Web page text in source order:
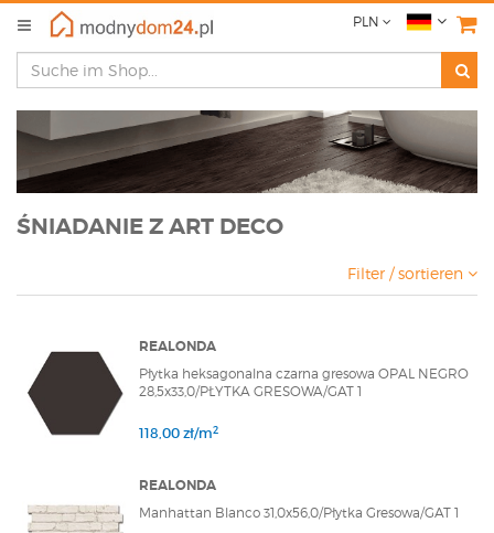
PLN
ŚNIADANIE Z ART DECO
Filter / sortieren
REALONDA
Płytka heksagonalna czarna gresowa OPAL NEGRO
28,5x33,0/PŁYTKA GRESOWA/GAT 1
118,00 zł/m2
REALONDA
Manhattan Blanco 31,0x56,0/Płytka Gresowa/GAT 1